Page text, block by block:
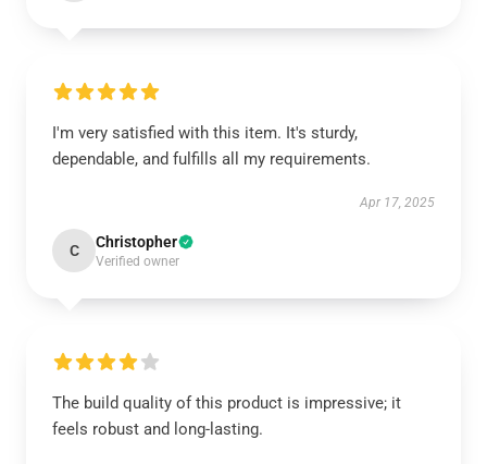
I'm very satisfied with this item. It's sturdy,
dependable, and fulfills all my requirements.
Apr 17, 2025
C Christopher
Verified owner
The build quality of this product is impressive; it
feels robust and long-lasting.